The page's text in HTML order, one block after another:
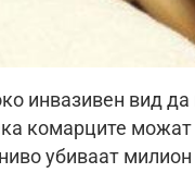
инвазивен вид
комарците
убиваат